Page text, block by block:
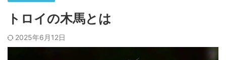
トロイの木馬とは
2025年6月12日